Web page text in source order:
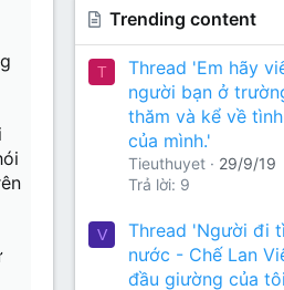
Trending content
T
Thread 'Em hãy
người bạn ở
thăm và kể về
của mình.'
Tieuthuyet
29/9/19
Trả lời: 9
V
Thread 'Người đi
nước - Chế Lan
đầu giường của